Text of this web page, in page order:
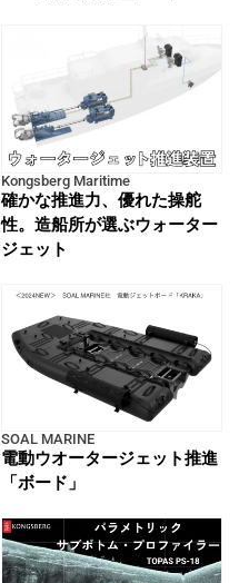
Kongsberg Maritime
確かな推進力、優れた操舵
性。造船所が選ぶウォーター
ジェット
SOAL MARINE
電動ウオータージェット推進
「ボード」